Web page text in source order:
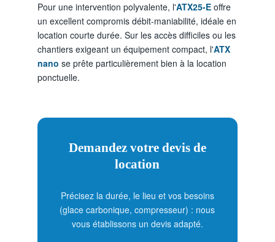
Pour une intervention polyvalente, l'ATX25-Eoffre
un excellent compromis débit-maniabilité, idéale en
location courte durée. Sur les accès difficiles ou les
chantiers exigeant un équipement compact, l'ATX
nano se prête particulièrement bien à la location
ponctuelle.
Demandez votre devis de
location
Précisez la durée, le lieu et vos besoins
(glace carbonique, compresseur) : nous
vous établissons un devis adapté.